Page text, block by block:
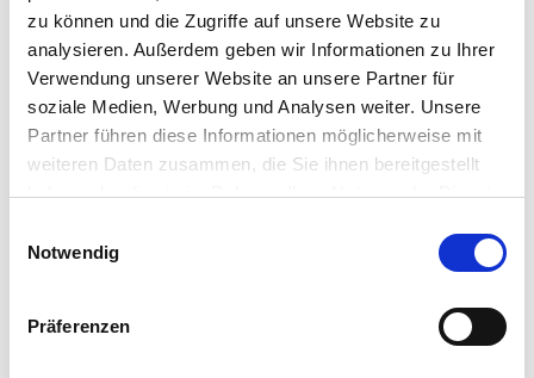
zu können und die Zugriffe auf unsere Website zu
analysieren. Außerdem geben wir Informationen zu Ihrer
Verwendung unserer Website an unsere Partner für
soziale Medien, Werbung und Analysen weiter. Unsere
Partner führen diese Informationen möglicherweise mit
weiteren Daten zusammen, die Sie ihnen bereitgestellt
haben oder die sie im Rahmen Ihrer Nutzung der Dienste
Notwendig
Präferenzen